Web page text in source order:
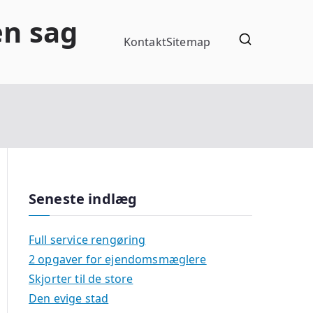
sag KontaktSitemap
Seneste indlæg
Full service rengøring
2 opgaver for ejendomsmæglere
Skjorter til de store
Den evige stad